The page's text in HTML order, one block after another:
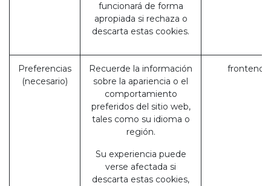
funcionará de forma
apropiada si rechaza o
descarta estas cookies.
Preferencias
(necesario)
Recuerde la información
sobre la apariencia o el
comportamiento
preferidos del sitio web,
tales como su idioma o
región.
Su experiencia puede
verse afectada si
descarta estas cookies,